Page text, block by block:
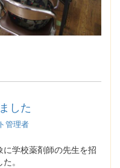
した
管理者
に学校薬剤師の先生を招
。